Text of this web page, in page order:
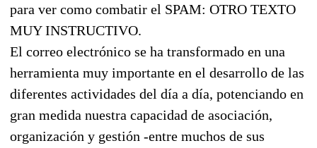
para ver como combatir el SPAM: OTRO TEXTO
MUY INSTRUCTIVO.
El correo electrónico se ha transformado en una
herramienta muy importante en el desarrollo de las
diferentes actividades del día a día, potenciando en
gran medida nuestra capacidad de asociación,
organización y gestión -entre muchos de sus